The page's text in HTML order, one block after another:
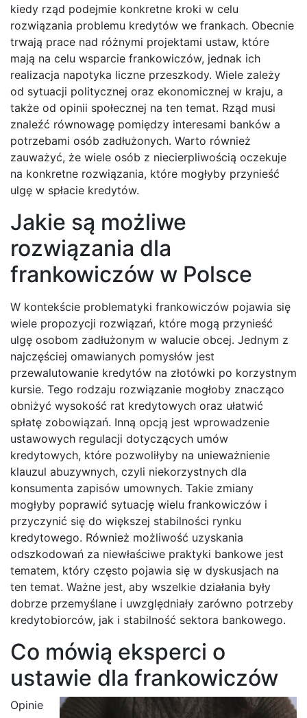
kiedy rząd podejmie konkretne kroki w celu
rozwiązania problemu kredytów we frankach. Obecnie
trwają prace nad różnymi projektami ustaw, które
mają na celu wsparcie frankowiczów, jednak ich
realizacja napotyka liczne przeszkody. Wiele zależy
od sytuacji politycznej oraz ekonomicznej w kraju, a
także od opinii społecznej na ten temat. Rząd musi
znaleźć równowagę pomiędzy interesami banków a
potrzebami osób zadłużonych. Warto również
zauważyć, że wiele osób z niecierpliwością oczekuje
na konkretne rozwiązania, które mogłyby przynieść
ulgę w spłacie kredytów.
Jakie są możliwe
rozwiązania dla
frankowiczów w Polsce
W kontekście problematyki frankowiczów pojawia się
wiele propozycji rozwiązań, które mogą przynieść
ulgę osobom zadłużonym w walucie obcej. Jednym z
najczęściej omawianych pomysłów jest
przewalutowanie kredytów na złotówki po korzystnym
kursie. Tego rodzaju rozwiązanie mogłoby znacząco
obniżyć wysokość rat kredytowych oraz ułatwić
spłatę zobowiązań. Inną opcją jest wprowadzenie
ustawowych regulacji dotyczących umów
kredytowych, które pozwoliłyby na unieważnienie
klauzul abuzywnych, czyli niekorzystnych dla
konsumenta zapisów umownych. Takie zmiany
mogłyby poprawić sytuację wielu frankowiczów i
przyczynić się do większej stabilności rynku
kredytowego. Również możliwość uzyskania
odszkodowań za niewłaściwe praktyki bankowe jest
tematem, który często pojawia się w dyskusjach na
ten temat. Ważne jest, aby wszelkie działania były
dobrze przemyślane i uwzględniały zarówno potrzeby
kredytobiorców, jak i stabilność sektora bankowego.
Co mówią eksperci o
ustawie dla frankowiczów
Opinie